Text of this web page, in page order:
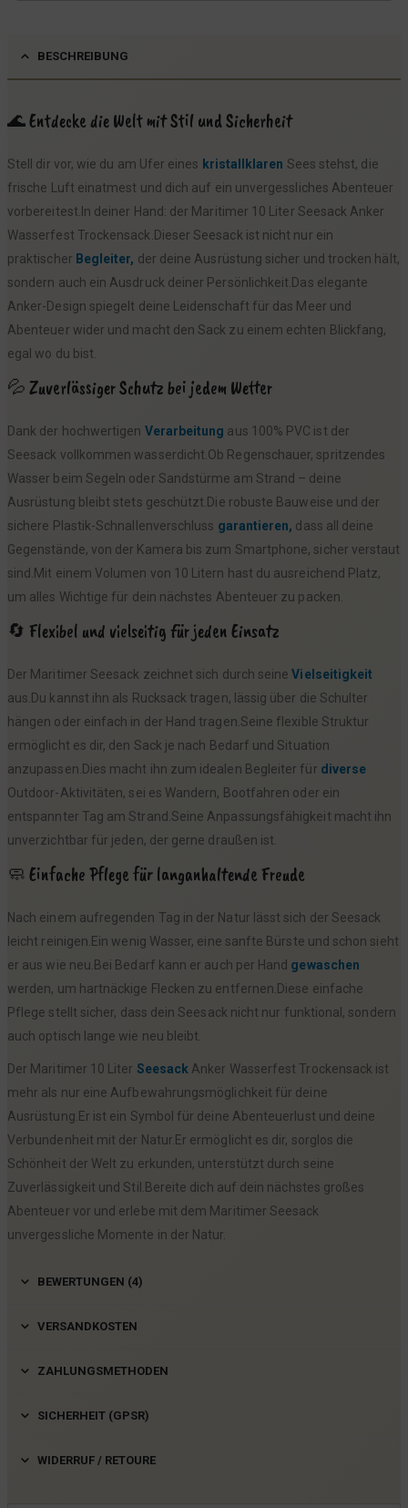
BESCHREIBUNG
🌊 Entdecke die Welt mit Stil und Sicherheit
Stell dir vor, wie du am Ufer eines kristallklaren Sees stehst, die
frische Luft einatmest und dich auf ein unvergessliches Abenteuer
vorbereitest.In deiner Hand: der Maritimer 10 Liter Seesack Anker
Wasserfest Trockensack.Dieser Seesack ist nicht nur ein
praktischer Begleiter, der deine Ausrüstung sicher und trocken hält,
sondern auch ein Ausdruck deiner Persönlichkeit.Das elegante
Anker-Design spiegelt deine Leidenschaft für das Meer und
Abenteuer wider und macht den Sack zu einem echten Blickfang,
egal wo du bist.
💦 Zuverlässiger Schutz bei jedem Wetter
Dank der hochwertigen Verarbeitung aus 100% PVC ist der
Seesack vollkommen wasserdicht.Ob Regenschauer, spritzendes
Wasser beim Segeln oder Sandstürme am Strand – deine
Ausrüstung bleibt stets geschützt.Die robuste Bauweise und der
sichere Plastik-Schnallenverschluss garantieren, dass all deine
Gegenstände, von der Kamera bis zum Smartphone, sicher verstaut
sind.Mit einem Volumen von 10 Litern hast du ausreichend Platz,
um alles Wichtige für dein nächstes Abenteuer zu packen.
🔄 Flexibel und vielseitig für jeden Einsatz
Der Maritimer Seesack zeichnet sich durch seineVielseitigkeit
aus.Du kannst ihn als Rucksack tragen, lässig über die Schulter
hängen oder einfach in der Hand tragen.Seine flexible Struktur
ermöglicht es dir, den Sack je nach Bedarf und Situation
anzupassen.Dies macht ihn zum idealen Begleiter für diverse
Outdoor-Aktivitäten, sei es Wandern, Bootfahren oder ein
entspannter Tag am Strand.Seine Anpassungsfähigkeit macht ihn
unverzichtbar für jeden, der gerne draußen ist.
🧼 Einfache Pflege für langanhaltende Freude
Nach einem aufregenden Tag in der Natur lässt sich der Seesack
leicht reinigen.Ein wenig Wasser, eine sanfte Bürste und schon sieht
er aus wie neu.Bei Bedarf kann er auch per Hand gewaschen
werden, um hartnäckige Flecken zu entfernen.Diese einfache
Pflege stellt sicher, dass dein Seesack nicht nur funktional, sondern
auch optisch lange wie neu bleibt.
Der Maritimer 10 Liter Seesack Anker Wasserfest Trockensack ist
mehr als nur eine Aufbewahrungsmöglichkeit für deine
Ausrüstung.Er ist ein Symbol für deine Abenteuerlust und deine
Verbundenheit mit der Natur.Er ermöglicht es dir, sorglos die
Schönheit der Welt zu erkunden, unterstützt durch seine
Zuverlässigkeit und Stil.Bereite dich auf dein nächstes großes
Abenteuer vor und erlebe mit dem Maritimer Seesack
unvergessliche Momente in der Natur.
BEWERTUNGEN (4)
VERSANDKOSTEN
ZAHLUNGSMETHODEN
SICHERHEIT (GPSR)
WIDERRUF / RETOURE